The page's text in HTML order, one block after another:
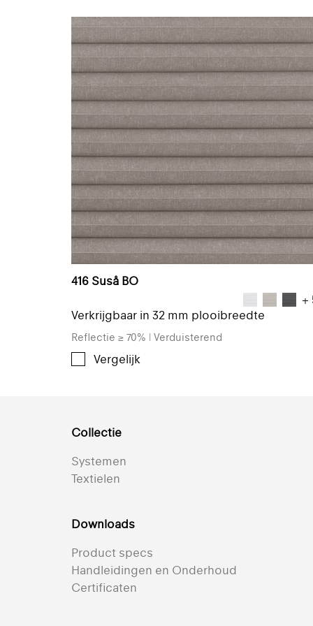
416 Suså BO
+
Verkrijgbaar in 32 mm plooibreedte
Reflectie ≥ 70% | Verduisterend
Vergelijk
Collectie
Systemen
Textielen
Downloads
Product specs
Handleidingen en Onderhoud
Certificaten